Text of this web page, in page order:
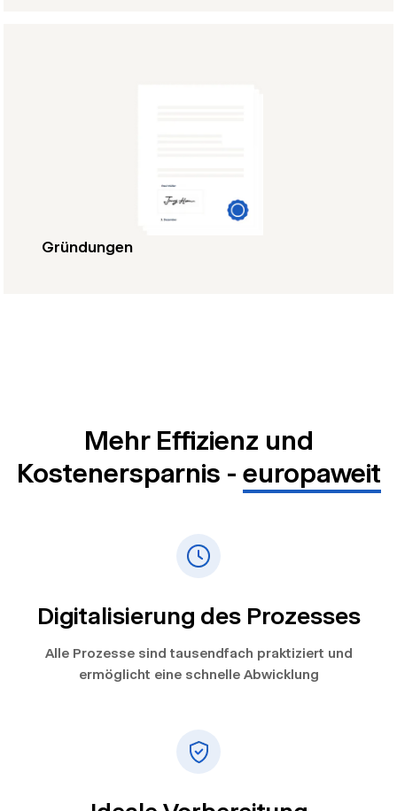
Gründungen
Mehr Effizienz und
Kostenersparnis - europaweit
Digitalisierung des Prozesses
Alle Prozesse sind tausendfach praktiziert und
ermöglicht eine schnelle Abwicklung